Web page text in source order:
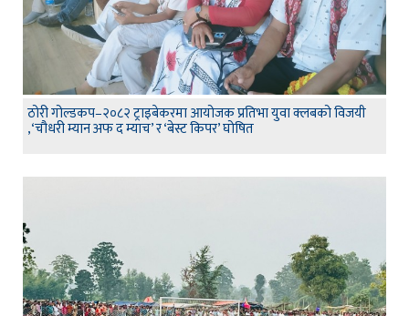
ठोरी गोल्डकप–२०८२ ट्राइबेकरमा आयोजक प्रतिभा युवा क्लबको विजयी
,‘चौधरी म्यान अफ द म्याच’ र ‘बेस्ट किपर’ घोषित